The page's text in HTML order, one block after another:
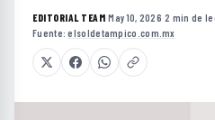
EDITORIAL TEAM·May 10, 2026·2 min de
Fuente:elsoldetampico.com.mx